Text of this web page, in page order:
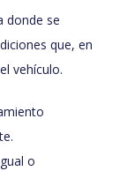
donde se
que, en
vehículo.
o